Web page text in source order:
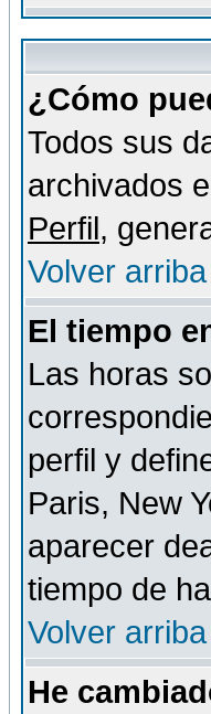
¿Cómo
Todos sus
archivados
Perfil,
Volver arriba
El tiempo
Las horas
perfil y
Paris, New
aparecer
tiempo de
Volver arriba
He